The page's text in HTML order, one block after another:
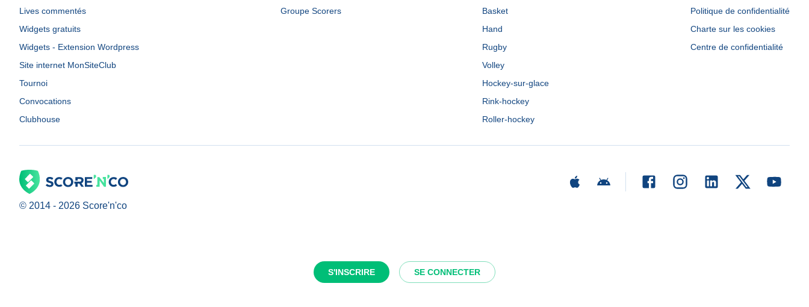
S'INSCRIRE SE CONNECTER
Lives commentés
Widgets gratuits
Widgets - Extension Wordpress
Site internet MonSiteClub
Tournoi
Convocations
Clubhouse
Groupe Scorers
Basket
Hand
Rugby
Volley
Hockey-sur-glace
Rink-hockey
Roller-hockey
Politique de confidentialité
Charte sur les cookies
Centre de confidentialité
© 2014 - 2026 Score'n'co